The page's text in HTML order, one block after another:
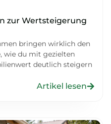
zur Wertsteigerung
bringen wirklich den
wie du mit gezielten
deutlich steigern
Artikel lesen